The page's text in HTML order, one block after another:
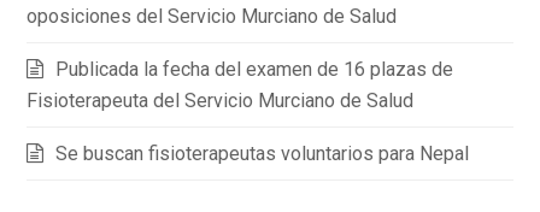
oposiciones del Servicio Murciano de Salud
Publicada la fecha del examen de 16 plazas de
Fisioterapeuta del Servicio Murciano de Salud
Se buscan fisioterapeutas voluntarios para Nepal